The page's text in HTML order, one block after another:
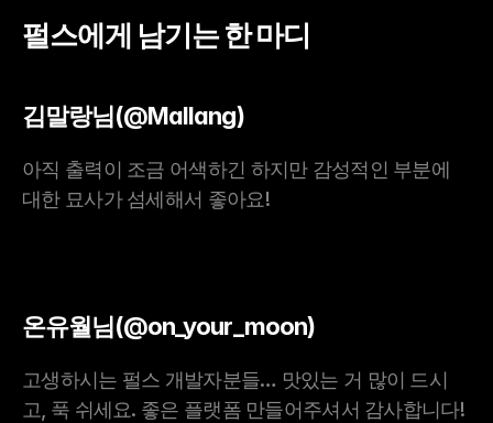
펄스에게 남기는 한 마디
김말랑님(@Mallang)
아직 출력이 조금 어색하긴 하지만 감성적인 부분에
대한 묘사가 섬세해서 좋아요!
온유월님(@on_your_moon)
고생하시는 펄스 개발자분들… 맛있는 거 많이 드시
고, 푹 쉬세요. 좋은 플랫폼 만들어주셔서 감사합니다!